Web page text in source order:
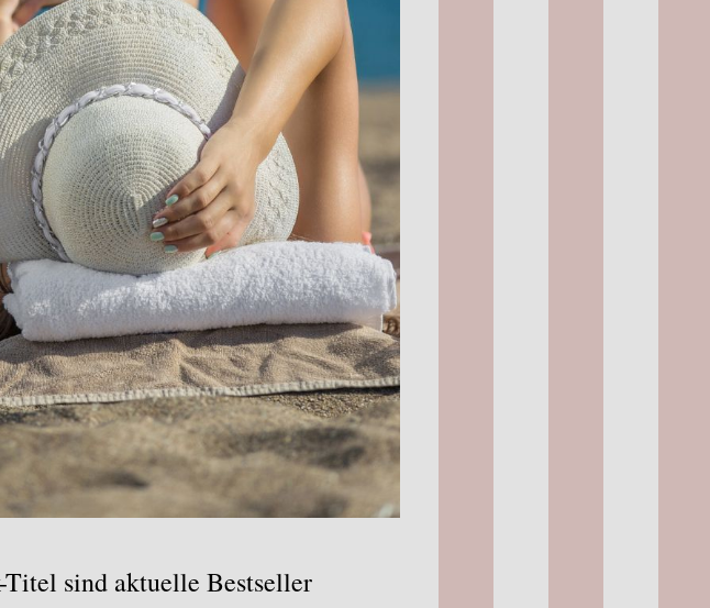
sind aktuelle Bestseller